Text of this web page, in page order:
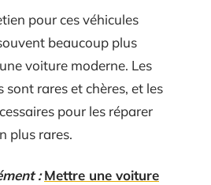
pour ces véhicules
beaucoup plus
voiture moderne. Les
sont rares et chères, et les
pour les réparer
plus rares.
: Mettre une voiture